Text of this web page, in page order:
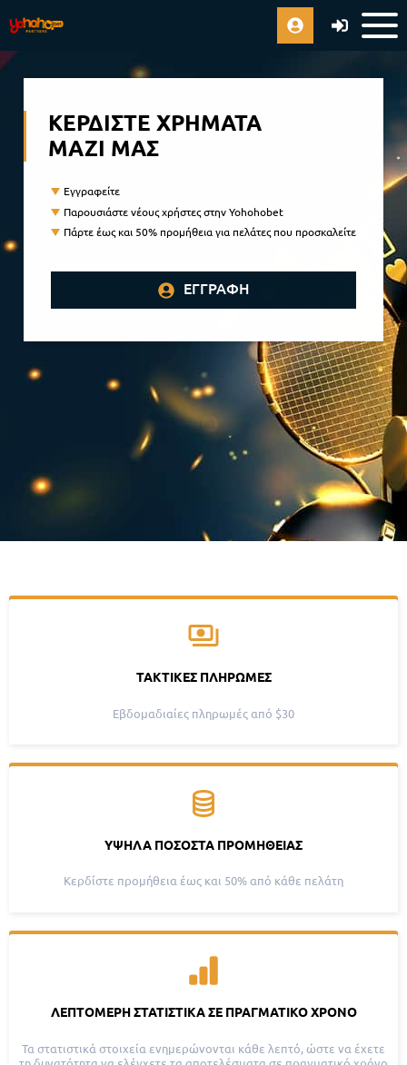
ΚΕΡΔΊΣΤΕ ΧΡΉΜΑΤΑ
ΜΑΖΊ ΜΑΣ
Εγγραφείτε
Παρουσιάστε νέους χρήστες στην Yohohobet
Πάρτε έως και 50% προμήθεια για πελάτες που προσκαλείτε
ΕΓΓΡΑΦΉ
ΤΑΚΤΙΚΈΣ ΠΛΗΡΩΜΈΣ
Εβδομαδιαίες πληρωμές από $30
ΥΨΗΛΆ ΠΟΣΟΣΤΆ ΠΡΟΜΉΘΕΙΑΣ
Κερδίστε προμήθεια έως και 50% από κάθε πελάτη
ΛΕΠΤΟΜΕΡΉ ΣΤΑΤΙΣΤΙΚΆ ΣΕ ΠΡΑΓΜΑΤΙΚΌ ΧΡΌΝΟ
Τα στατιστικά στοιχεία ενημερώνονται κάθε λεπτό, ώστε να έχετε